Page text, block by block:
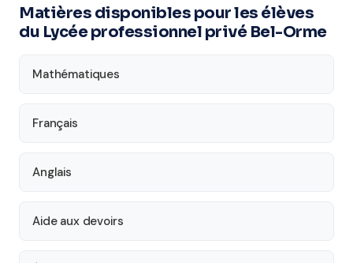
Matières disponibles pour les élèves
du Lycée professionnel privé Bel-Orme
Mathématiques
Français
Anglais
Aide aux devoirs